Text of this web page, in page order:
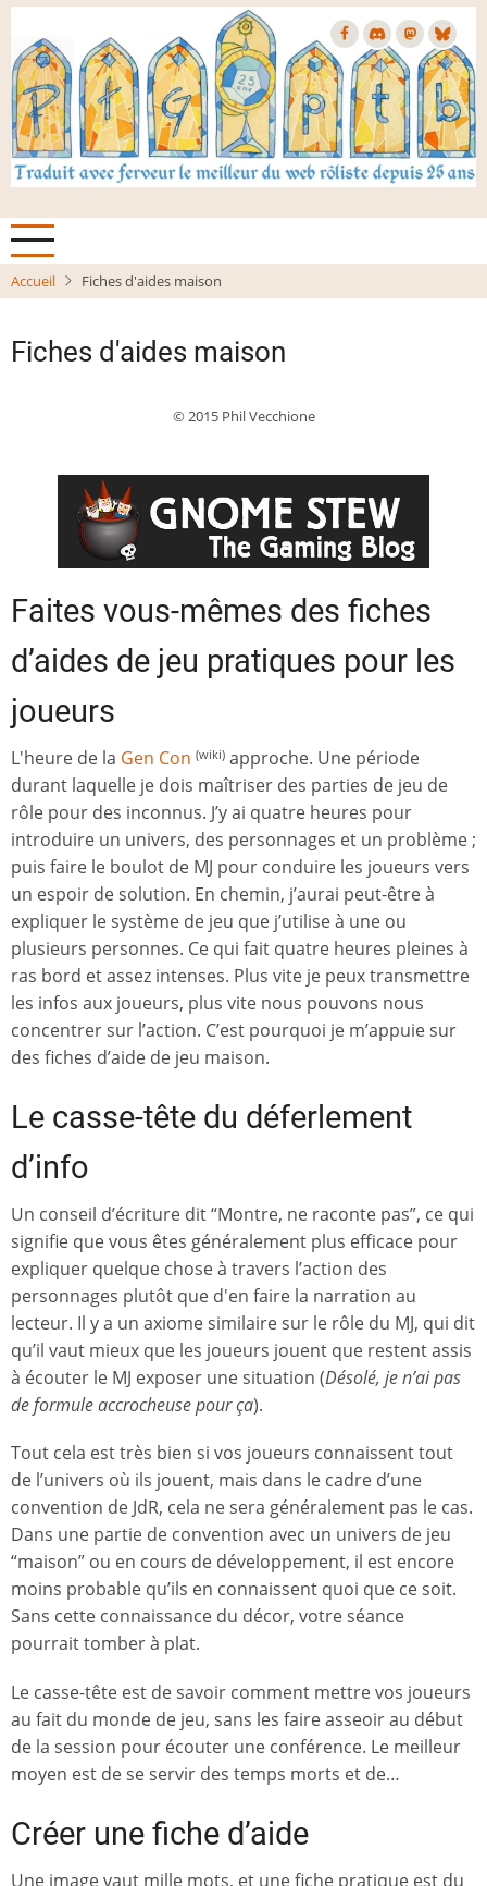
Aller
contenu
principal
Accueil Fiches d'aides maison
Fiches d'aides maison
© 2015 Phil Vecchione
Faites vous-mêmes des fiches
d’aides de jeu pratiques pour les
joueurs
L'heure de la Gen Con (wiki) approche. Une période
durant laquelle je dois maîtriser des parties de jeu de
rôle pour des inconnus. J’y ai quatre heures pour
introduire un univers, des personnages et un problème ;
puis faire le boulot de MJ pour conduire les joueurs vers
un espoir de solution. En chemin, j’aurai peut-être à
expliquer le système de jeu que j’utilise à une ou
plusieurs personnes. Ce qui fait quatre heures pleines à
ras bord et assez intenses. Plus vite je peux transmettre
les infos aux joueurs, plus vite nous pouvons nous
concentrer sur l’action. C’est pourquoi je m’appuie sur
des fiches d’aide de jeu maison.
Le casse-tête du déferlement
d’info
Un conseil d’écriture dit “Montre, ne raconte pas”, ce qui
signifie que vous êtes généralement plus efficace pour
expliquer quelque chose à travers l’action des
personnages plutôt que d'en faire la narration au
lecteur. Il y a un axiome similaire sur le rôle du MJ, qui dit
qu’il vaut mieux que les joueurs jouent que restent assis
à écouter le MJ exposer une situation (Désolé, je n’ai pas
de formule accrocheuse pour ça).
Tout cela est très bien si vos joueurs connaissent tout
de l’univers où ils jouent, mais dans le cadre d’une
convention de JdR, cela ne sera généralement pas le cas.
Dans une partie de convention avec un univers de jeu
“maison” ou en cours de développement, il est encore
moins probable qu’ils en connaissent quoi que ce soit.
Sans cette connaissance du décor, votre séance
pourrait tomber à plat.
Le casse-tête est de savoir comment mettre vos joueurs
au fait du monde de jeu, sans les faire asseoir au début
de la session pour écouter une conférence. Le meilleur
moyen est de se servir des temps morts et de…
Créer une fiche d’aide
Une image vaut mille mots, et une fiche pratique est du